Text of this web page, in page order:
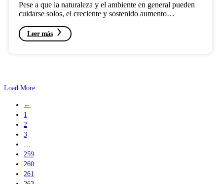
Pese a que la naturaleza y el ambiente en general pueden
cuidarse solos, el creciente y sostenido aumento…
Leer más
Load More
←
1
2
3
…
259
260
261